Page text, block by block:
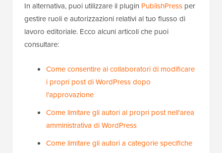
In alternativa, puoi utilizzare il plugin PublishPress per
gestire ruoli e autorizzazioni relativi al tuo flusso di
lavoro editoriale. Ecco alcuni articoli che puoi
consultare:
Come consentire ai collaboratori di modificare
i propri post di WordPress dopo
l'approvazione
Come limitare gli autori ai propri post nell'area
amministrativa di WordPress
Come limitare gli autori a categorie specifiche